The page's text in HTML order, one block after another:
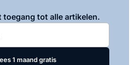
toegang tot alle artikelen.
1 maand gratis